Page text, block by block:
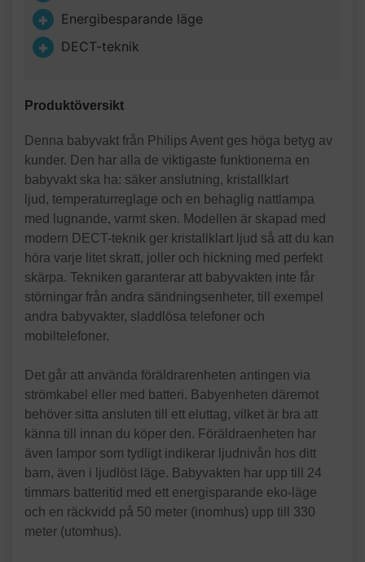
Energibesparande läge
DECT-teknik
Produktöversikt
Denna babyvakt från Philips Avent ges höga betyg av
kunder. Den har alla de viktigaste funktionerna en
babyvakt ska ha: säker anslutning, kristallklart
ljud, temperaturreglage och en behaglig nattlampa
med lugnande, varmt sken. Modellen är skapad med
modern DECT-teknik ger kristallklart ljud så att du kan
höra varje litet skratt, joller och hickning med perfekt
skärpa. Tekniken garanterar att babyvakten inte får
störningar från andra sändningsenheter, till exempel
andra babyvakter, sladdlösa telefoner och
mobiltelefoner.
Det går att använda föräldrarenheten antingen via
strömkabel eller med batteri. Babyenheten däremot
behöver sitta ansluten till ett eluttag, vilket är bra att
känna till innan du köper den. Föräldraenheten har
även lampor som tydligt indikerar ljudnivån hos ditt
barn, även i ljudlöst läge. Babyvakten har upp till 24
timmars batteritid med ett energisparande eko-läge
och en räckvidd på 50 meter (inomhus) upp till 330
meter (utomhus).